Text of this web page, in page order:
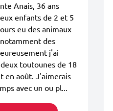
Anais, 36 ans
enfants de 2 et 5
eu des animaux
des
j'ai
toutounes de 18
en août. J'aimerais
avec un ou pl...